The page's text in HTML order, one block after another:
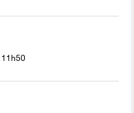
11h50